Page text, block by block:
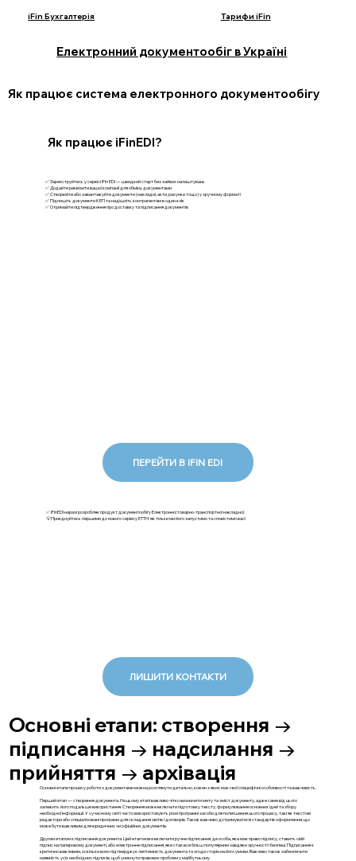
iFin Бухгалтерія Тарифи iFin
Електронний документообіг в Україні
Як працює система електронного документообігу
✅ Зареєструйтесь у сервісі iFin EDI — швидкий старт без зайвих налаштувань
✅ Додайте реквізити вашої компанії для обміну документами
✅ Створюйте або завантажуйте документи (накладні, акти, рахунки тощо) у зручному форматі
✅ Підпишіть документи КЕП та надішліть контрагентам в один клік
✅ Отримайте підтвердження про доставку та підписання документів
Як працює iFinEDI?
ПЕРЕЙТИ В IFIN EDI
✅ iFinEDI наразі розробляє продукт документообігу Електронної товарно-транспортної накладної.
💡Приєднуйтесь першими до нового сервісу ЕТТН: як тільки ми його запустимо та сповістимо вас!
ЛИШИТИ КОНТАКТИ
Основні етапи: створення →
підписання → надсилання →
прийняття → архівація
Основні етапи процесу роботи з документами можна розглянути детально, кожен з яких має свої специфічні особливості та важливість.
Перший етап — створення документа. На цьому етапі важливо чітко визначити мету та зміст документу, адже саме від цього
залежить його подальше використання. Створення може включати підготовку тексту, формулювання основних ідей та збору
необхідної інформації. У сучасному світі часто використовують різні програмні засоби для полегшення цього процесу, такі як текстові
редактори або спеціалізовані програми для складання звітів і договорів. Також важливо дотримуватися стандартів оформлення, що
може бути важливим для юридичних чи офіційних документів.
Другим етапом є підписання документа. Цей етап може включати ручне підписання, де особа, яка має право підпису, ставить свій
підпис на паперовому документі, або електронне підписання, яке стає все більш популярним завдяки зручності і безпеці. Підписання є
критично важливим, оскільки воно підтверджує легітимність документа та згоди сторін на його умови. Важливо також забезпечити
наявність усіх необхідних підписів, щоб уникнути правових проблем у майбутньому.